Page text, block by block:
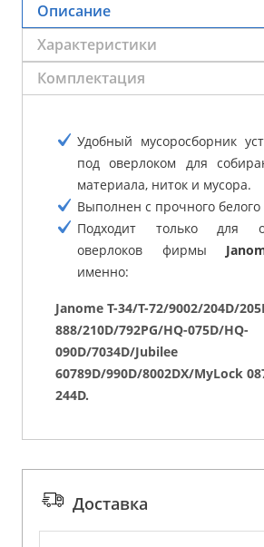
Описание
Характеристики
Комплектация
Удобный мусоросборник
под оверлоком для
материала, ниток и мусора.
Выполнен с прочного белого
Подходит только для
оверлоков фирмы
именно:
Janome T-34/T-72/9002/204D/
888/210D/792PG/HQ-075D/HQ-
090D/7034D/Jubilee
60789D/990D/8002DX/MyLock
244D.
Доставка